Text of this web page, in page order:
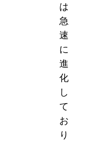
は
急
速
に
進
化
し
て
お
り